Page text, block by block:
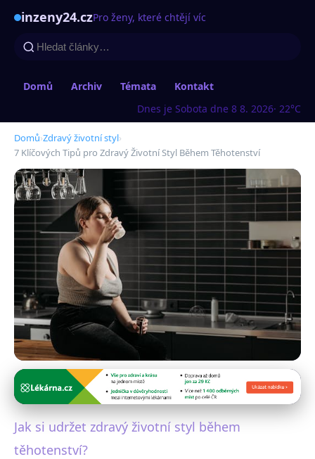
inzeny24.czPro ženy, které chtějí víc
Domů Archiv Témata
Kontakt
Dnes je Sobota dne 8 8. 2026· 22°C
Domů›Zdravý životní styl›
7 Klíčových Tipů pro Zdravý Životní Styl Během Těhotenství
Zdravý životní styl
7 Klíčových Tipů pro Zdravý
Životní Styl Během Těhotenství
Jak si udržet zdravý životní styl během
těhotenství?